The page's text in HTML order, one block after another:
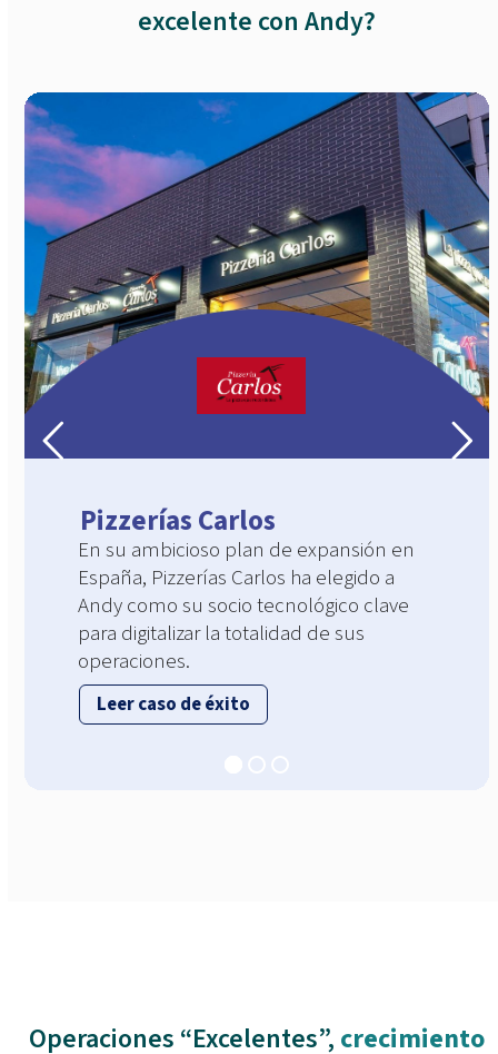
excelente con Andy?
Pizzerías Carlos
En su ambicioso plan de expansión en
España, Pizzerías Carlos ha elegido a
Andy como su socio tecnológico clave
para digitalizar la totalidad de sus
operaciones.
Leer caso de éxito
Operaciones “Excelentes”, crecimiento